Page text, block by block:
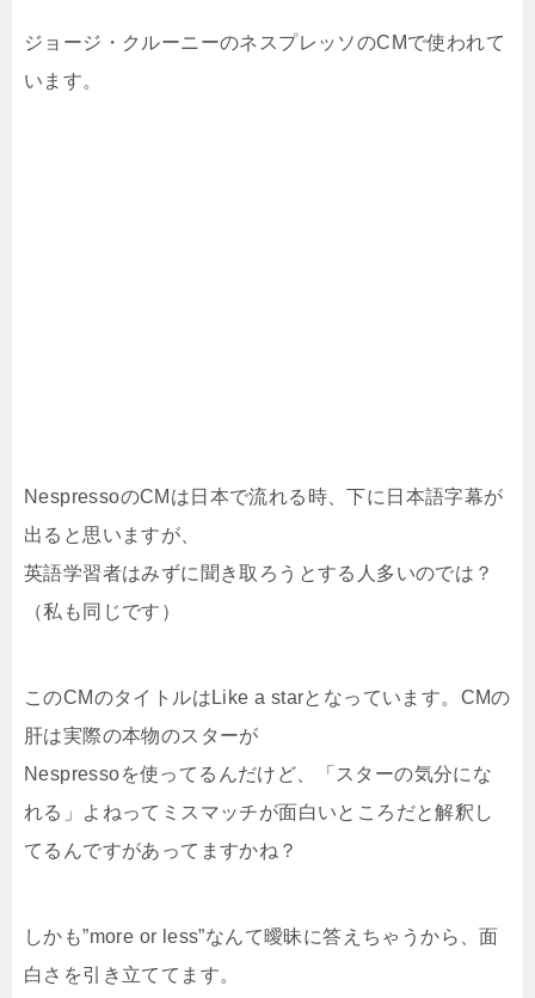
ジョージ・クルーニーのネスプレッソのCMで使われて
います。
NespressoのCMは日本で流れる時、下に日本語字幕が
出ると思いますが、
英語学習者はみずに聞き取ろうとする人多いのでは？
（私も同じです）
このCMのタイトルはLike a starとなっています。CMの
肝は実際の本物のスターが
Nespressoを使ってるんだけど、「スターの気分にな
れる」よねってミスマッチが面白いところだと解釈し
てるんですがあってますかね？
しかも”more or less”なんて曖昧に答えちゃうから、面
白さを引き立ててます。